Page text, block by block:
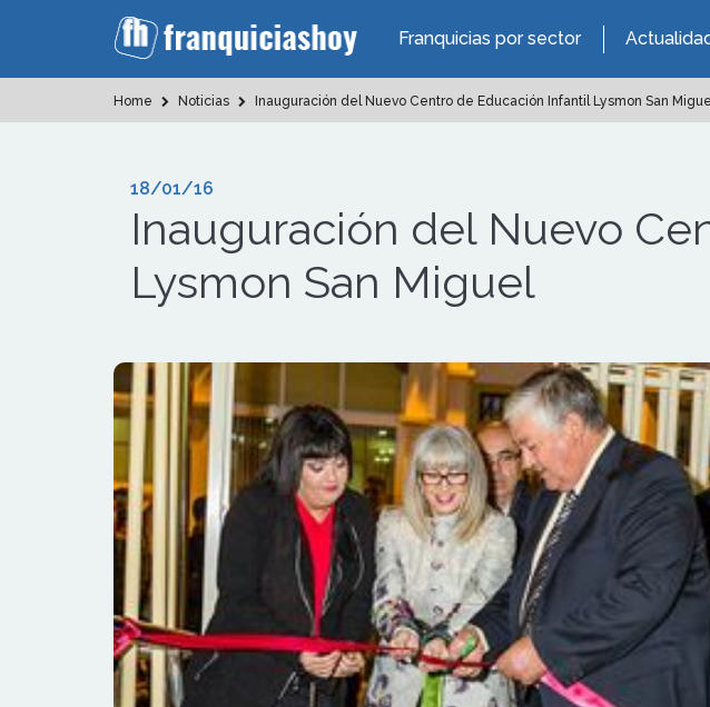
Franquicias por sector
Home Noticias Inauguración del Nuevo Centro de Educación Infantil Lysmon San
18/01/16
Inauguración del Nuevo
Lysmon San Miguel